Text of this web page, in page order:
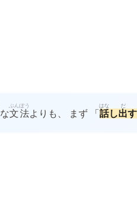
な文法
ぶんぽう
よりも、 まず 「 話
はな
し出
だ